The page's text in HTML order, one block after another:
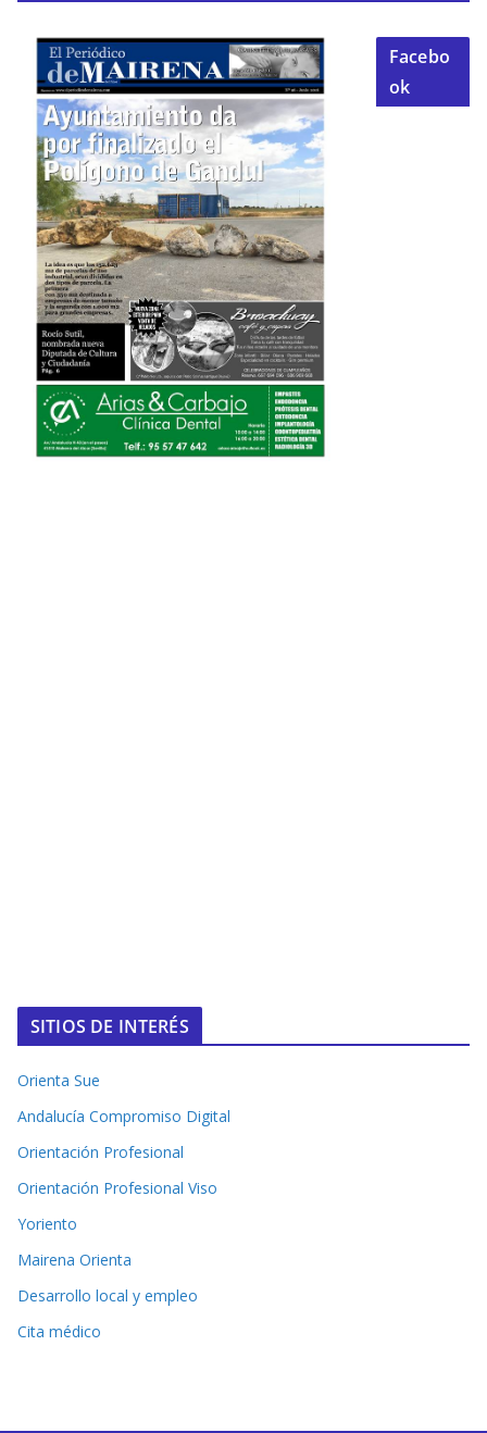
Facebo
ok
SITIOS DE INTERÉS
Orienta Sue
Andalucía Compromiso Digital
Orientación Profesional
Orientación Profesional Viso
Yoriento
Mairena Orienta
Desarrollo local y empleo
Cita médico